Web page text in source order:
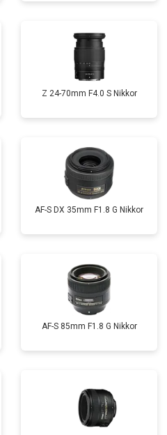
Z 24-70mm F4.0 S Nikkor
AF-S DX 35mm F1.8 G Nikkor
AF-S 85mm F1.8 G Nikkor